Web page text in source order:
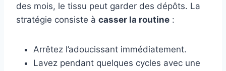
des mois, le tissu peut garder des dépôts. La
stratégie consiste à casser la routine :
Arrêtez l’adoucissant immédiatement.
Lavez pendant quelques cycles avec une